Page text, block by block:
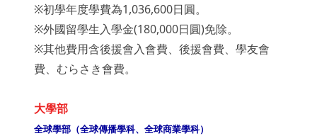
※初學年度學費為1,036,600日圓。
※外國留學生入學金(180,000日圓)免除。
※其他費用含後援會入會費、後援會費、學友會
費、むらさき會費。
大學部
全球學部（全球傳播學科、全球商業學科）